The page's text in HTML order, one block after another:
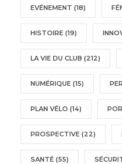
EVÉNEMENT (18)
HISTOIRE (19)
LA VIE DU CLUB (212)
NUMÉRIQUE (15)
PLAN VÉLO (14)
PROSPECTIVE (22)
SANTÉ (55)